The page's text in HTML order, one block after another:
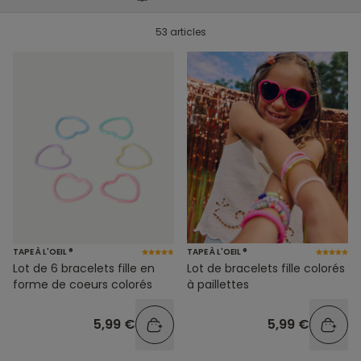
53 articles
TAPE À L'OEIL ®
Lot de 6 bracelets fille en
forme de coeurs colorés
5,99 €
TAPE À L'OEIL ®
Lot de bracelets fille colorés
à paillettes
5,99 €